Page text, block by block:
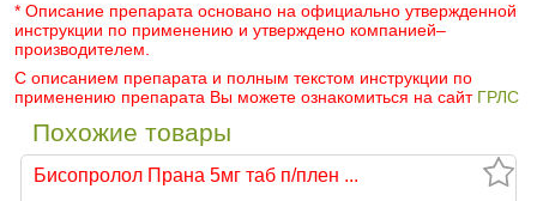
* Описание препарата основано на официально утвержденной
инструкции по применению и утверждено компанией–
производителем.
С описанием препарата и полным текстом инструкции по
применению препарата Вы можете ознакомиться на сайт ГРЛС
Похожие товары
Бисопролол Прана 5мг таб п/плен ...